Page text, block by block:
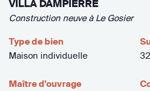
VILLA DAMPIERRE
Construction neuve à Le Gosier
Type de bien
Maison individuelle
Maître d'ouvrage